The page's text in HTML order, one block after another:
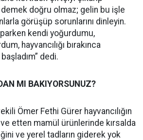
demek doğru olmaz; gelin bu işle
görüşüp sorunlarını dinleyin.
kendi yoğurdumu,
hayvancılığı bırakınca
dedi.
MI BAKIYORSUNUZ?
Ömer Fethi Gürer hayvancılığın
ve etten mamül ürünlerinde kırsalda
ve yerel tadların giderek yok